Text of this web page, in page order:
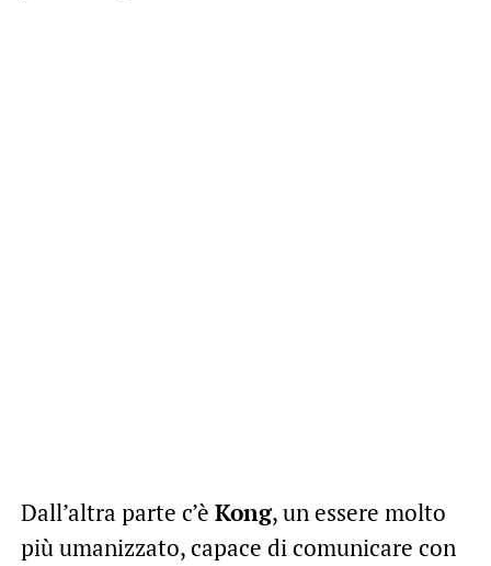
Dall’altra parte c’è Kong, un essere molto
più umanizzato, capace di comunicare con